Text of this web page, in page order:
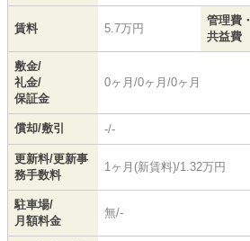
賃料 5.7万円
管理費・
共益費
敷金/
礼金/
保証金
0ヶ月/0ヶ月/0ヶ月
償却/敷引 -/-
更新料/更新事
務手数料
1ヶ月(新賃料)/1.32万円
駐車場/
月額料金
無/-